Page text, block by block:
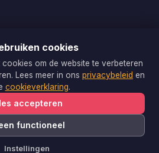
Alle rechten voorbehouden.
cookies
om de website te verbeteren
Lees meer in ons privacybeleid en
cookieverklaring.
accepteren
functioneel
Instellingen